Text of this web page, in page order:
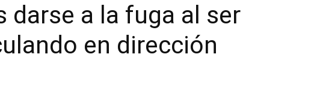
darse a la fuga al ser
en dirección